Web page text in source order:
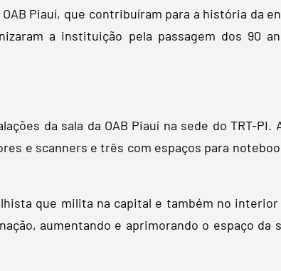
Piauí, que contribuíram para a história da
a instituição pela passagem dos 90
da sala da OAB Piauí na sede do TRT-PI.
e scanners e três com espaços para
que milita na capital e também no
aumentando e aprimorando o espaço da